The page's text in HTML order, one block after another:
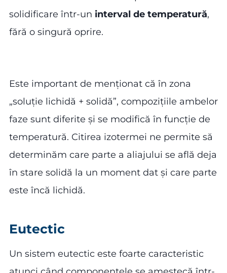
solidificare într-un interval de temperatură,
fără o singură oprire.
Este important de menționat că în zona
„soluție lichidă + solidă”, compozițiile ambelor
faze sunt diferite și se modifică în funcție de
temperatură. Citirea izotermei ne permite să
determinăm care parte a aliajului se află deja
în stare solidă la un moment dat și care parte
este încă lichidă.
Eutectic
Un sistem eutectic este foarte caracteristic